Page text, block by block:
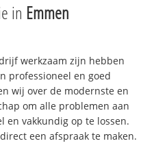
in Emmen
werkzaam zijn hebben
professioneel en goed
wij over de modernste en
om alle problemen aan
en vakkundig op te lossen.
een afspraak te maken.